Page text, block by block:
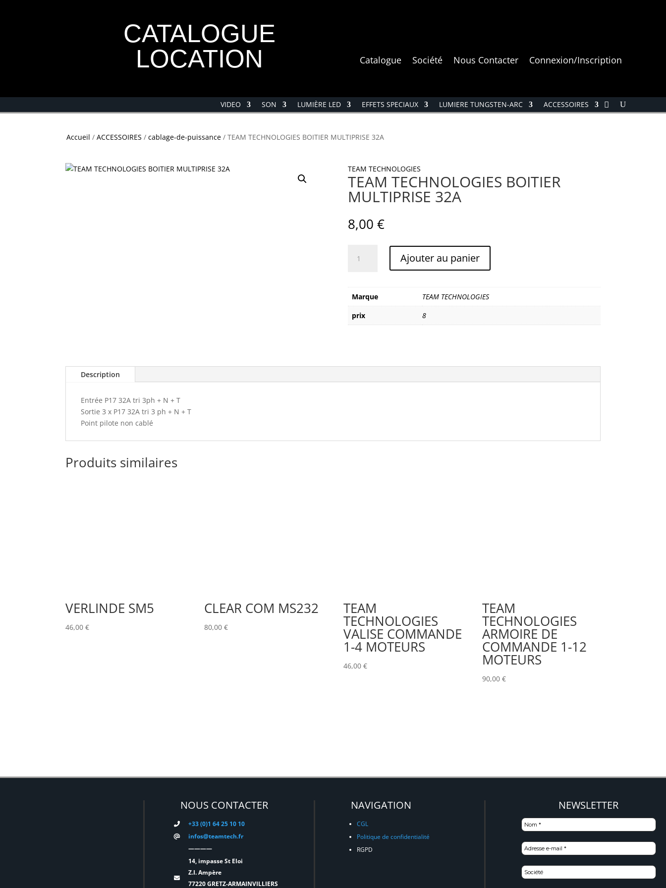
CATALOGUE
LOCATION
Catalogue Société Nous Contacter Connexion/Inscription
VIDEO SON LUMIÈRE LED EFFETS SPECIAUX LUMIERE TUNGSTEN-ARC ACCESSOIRES
Accueil /ACCESSOIRES /cablage-de-puissance / TEAM TECHNOLOGIES BOITIER MULTIPRISE 32A
TEAM TECHNOLOGIES
TEAM TECHNOLOGIES BOITIER
MULTIPRISE 32A
8,00 €
BOITIER
MULTIPRISE
32A
Ajouter au panier
Marque
TEAM TECHNOLOGIES
prix
8
Description
Entrée P17 32A tri 3ph + N + T
Sortie 3 x P17 32A tri 3 ph + N + T
Point pilote non cablé
Produits similaires
VERLINDE SM5
46,00 €
CLEAR COM MS232
80,00€
TEAM
TECHNOLOGIES
VALISE COMMANDE
1-4 MOTEURS
46,00 €
TEAM
TECHNOLOGIES
ARMOIRE DE
COMMANDE 1-12
MOTEURS
90,00 €
NOUS CONTACTER
+33 (0)1 64 25 10 10
infos@teamtech.fr
————
14, impasse St Eloi
Z.I. Ampère
77220 GRETZ-ARMAINVILLIERS
NAVIGATION
CGL
Politique de confidentialité
RGPD
NEWSLETTER